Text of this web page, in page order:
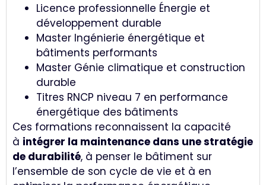
Licence professionnelle Énergie et
développement durable
Master Ingénierie énergétique et
bâtiments performants
Master Génie climatique et construction
durable
Titres RNCP niveau 7 en performance
énergétique des bâtiments
Ces formations reconnaissent la capacité
à intégrer la maintenance dans une stratégie
de durabilité, à penser le bâtiment sur
l’ensemble de son cycle de vie et à en